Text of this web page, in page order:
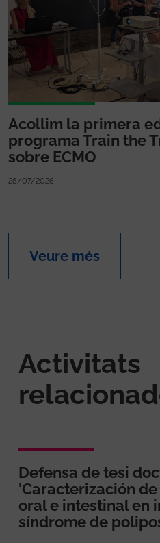
Acollim la primera
programa Train the
sobre ECMO
28/07/2026
Veure més
Activitats
Defensa de tesi
'Caracterización
oral e intestinal en
síndrome de